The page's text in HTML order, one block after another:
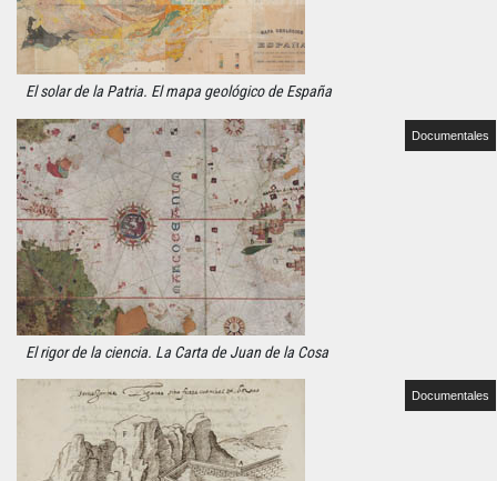
El solar de la Patria. El mapa geológico de España
Documentales
El rigor de la ciencia. La Carta de Juan de la Cosa
Documentales